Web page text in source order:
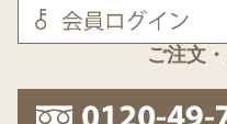
ご注文